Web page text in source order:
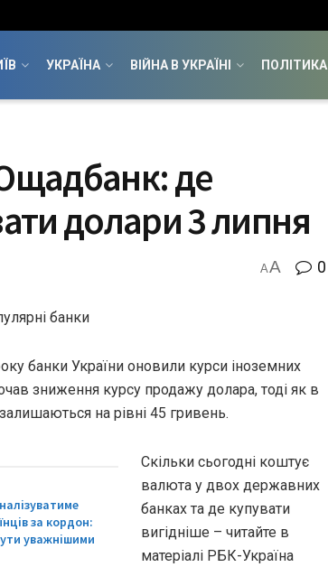
УКРАЇНА ВІЙНА В УКРАЇНІ ПОЛІТИКА
де
долари 3 липня
AA 0
банки
банки України оновили курси іноземних
зниження курсу продажу долара, тоді як в
на рівні 45 гривень.
за кордон:
уважнішими
Скільки сьогодні коштує
валюта у двох державних
банках та де купувати
вигідніше – читайте в
матеріалі РБК-Україна